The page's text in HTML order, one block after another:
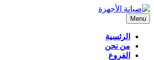
Skip
to
content
Menu
الرئسية
من نحن
الفروع